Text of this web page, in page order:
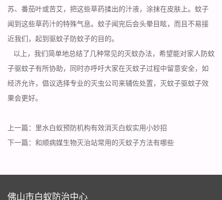
苏、番茄叶或苦艾，把这些草药揉出的汁液，涂抹在皮肤上。蚊子
闻到这些草药汁的特殊气息。蚊子闻完后会头晕目眩，而且不易接
近我们，起到驱蚊子防蚊子的目的。
以上，我们简单地总结了几种常见的灭蚊办法，希望能对家人防蚊
子驱蚊子有所协助，同时亦呼吁大家在灭蚊子过程中留意安全，如
经济允许，倡议选择专业的灭虫公司来辅佐处置，灭蚊子驱蚊子效
果会更好。
上一篇： 里水白蚁预防机构有效消灭白蚁实用小妙招
下一篇： 和顺病媒生物灭治站常用的灭蚊子方法有哪些
佛山市白蚁防治中心